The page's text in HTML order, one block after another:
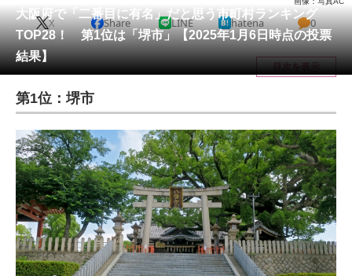
会員記事
メディア
注目記事を集めた総合ページ
ITの今と未来を見通す
スマホと通信の最新トレンド
進化するPCとデバイスの未来
好きが集まる 比べて選べる
ビジネスと働き方のヒント
大阪府で「二番目に有名」だと思う市町村ランキング
TOP28！ 第1位は「堺市」【2025年1月6日時点の投票
結果】
X Share LINE hatena 0
目次を表示
第1位：堺市